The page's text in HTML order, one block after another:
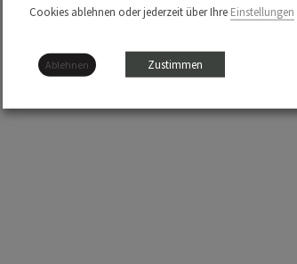
Cookies ablehnen oder jederzeit über Ihre Einstellungen
Ablehnen Zustimmen